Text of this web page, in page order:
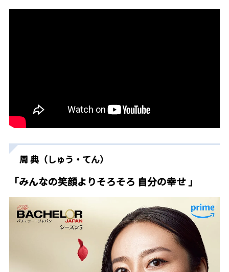
周 典（しゅう・てん）
「みんなの笑顔よりそろそろ 自分の幸せ 」